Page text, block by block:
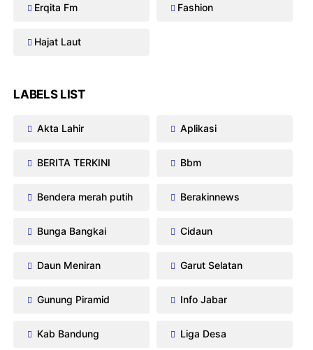
Erqita Fm Fashion
Hajat Laut
LABELS LIST
Akta Lahir Aplikasi
BERITA TERKINI Bbm
Bendera merah putih Berakinnews
Bunga Bangkai Cidaun
Daun Meniran Garut Selatan
Gunung Piramid Info Jabar
Kab Bandung Liga Desa